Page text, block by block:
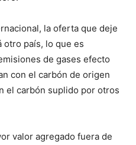
la oferta que deje
otro país, lo que es
de gases efecto
con el carbón de origen
el carbón suplido por otros
valor agregado fuera de